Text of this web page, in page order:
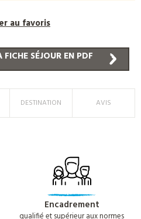
au favoris
FICHE SÉJOUR EN PDF
DESTINATION AVIS
Encadrement
qualifié et supérieur aux normes